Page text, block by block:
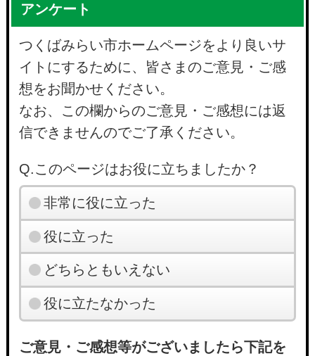
アンケート
つくばみらい市ホームページをより良いサ
イトにするために、皆さまのご意見・ご感
想をお聞かせください。
なお、この欄からのご意見・ご感想には返
信できませんのでご了承ください。
Q.このページはお役に立ちましたか？
非常に役に立った
役に立った
どちらともいえない
役に立たなかった
ご意見・ご感想等がございましたら下記を